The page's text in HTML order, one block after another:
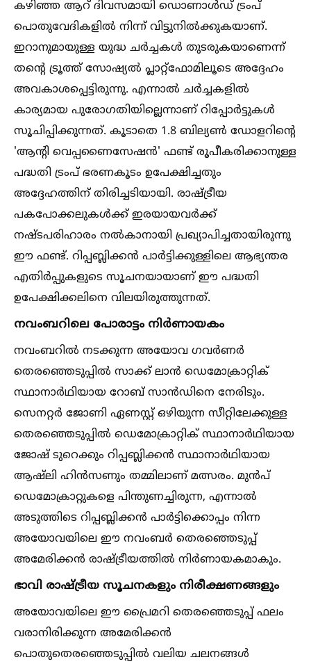
കഴിഞ്ഞ ആറ് ദിവസമായി ഡൊണാള്‍ഡ് ട്രംപ്
പൊതുവേദികളില്‍ നിന്ന് വിട്ടുനില്‍ക്കുകയാണ്.
ഇറാനുമായുള്ള യുദ്ധ ചർച്ചകള്‍ തുടരുകയാണെന്ന്
തൻ്റെ ട്രൂത്ത് സോഷ്യല്‍ പ്ലാറ്റ്ഫോമിലൂടെ അദ്ദേഹം
അവകാശപ്പെട്ടിരുന്നു. എന്നാല്‍ ചർച്ചകളില്‍
കാര്യമായ പുരോഗതിയില്ലെന്നാണ് റിപ്പോർട്ടുകള്‍
സൂചിപ്പിക്കുന്നത്. കൂടാതെ 1.8 ബില്യണ്‍ ഡോളറിൻ്റെ
'ആൻ്റി വെപ്പണൈസേഷൻ' ഫണ്ട് രൂപീകരിക്കാനുള്ള
പദ്ധതി ട്രംപ് ഭരണകൂടം ഉപേക്ഷിച്ചതും
അദ്ദേഹത്തിന് തിരിച്ചടിയായി. രാഷ്ട്രീയ
പകപോക്കലുകള്‍ക്ക് ഇരയായവർക്ക്
നഷ്ടപരിഹാരം നല്‍കാനായി പ്രഖ്യാപിച്ചതായിരുന്നു
ഈ ഫണ്ട്. റിപ്പബ്ലിക്കൻ പാർട്ടിക്കുള്ളിലെ ആഭ്യന്തര
എതിർപ്പുകളുടെ സൂചനയായാണ് ഈ പദ്ധതി
ഉപേക്ഷിക്കലിനെ വിലയിരുത്തുന്നത്.
നവംബറിലെ പോരാട്ടം നിർണായകം
നവംബറില്‍ നടക്കുന്ന അയോവ ഗവർണർ
തെരഞ്ഞെടുപ്പില്‍ സാക്ക് ലാൻ ഡെമോക്രാറ്റിക്
സ്ഥാനാർഥിയായ റോബ് സാൻഡിനെ നേരിടും.
സെനറ്റർ ജോണി ഏണസ്റ്റ് ഒഴിയുന്ന സീറ്റിലേക്കുള്ള
തെരഞ്ഞെടുപ്പില്‍ ഡെമോക്രാറ്റിക് സ്ഥാനാർഥിയായ
ജോഷ് ടുറെക്കും റിപ്പബ്ലിക്കൻ സ്ഥാനാർഥിയായ
ആഷ്‌ലി ഹിൻസണും തമ്മിലാണ് മത്സരം. മുൻപ്
ഡെമോക്രാറ്റുകളെ പിന്തുണച്ചിരുന്ന, എന്നാല്‍
അടുത്തിടെ റിപ്പബ്ലിക്കൻ പാർട്ടിക്കൊപ്പം നിന്ന
അയോവയിലെ ഈ നവംബർ തെരഞ്ഞെടുപ്പ്
അമേരിക്കൻ രാഷ്ട്രീയത്തില്‍ നിർണായകമാകും.
ഭാവി രാഷ്ട്രീയ സൂചനകളും നിരീക്ഷണങ്ങളും
അയോവയിലെ ഈ പ്രൈമറി തെരഞ്ഞെടുപ്പ് ഫലം
വരാനിരിക്കുന്ന അമേരിക്കൻ
പൊതുതെരഞ്ഞെടുപ്പില്‍ വലിയ ചലനങ്ങള്‍